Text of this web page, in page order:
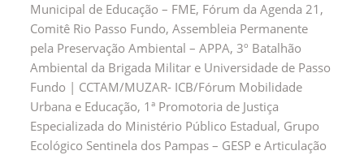
Municipal de Educação – FME, Fórum da Agenda 21,
Comitê Rio Passo Fundo, Assembleia Permanente
pela Preservação Ambiental – APPA, 3º Batalhão
Ambiental da Brigada Militar e Universidade de Passo
Fundo | CCTAM/MUZAR- ICB/Fórum Mobilidade
Urbana e Educação, 1ª Promotoria de Justiça
Especializada do Ministério Público Estadual, Grupo
Ecológico Sentinela dos Pampas – GESP e Articulação